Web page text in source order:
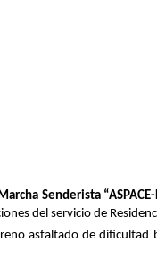
Senderista “ASPACE-
del servicio de
asfaltado de dificultad